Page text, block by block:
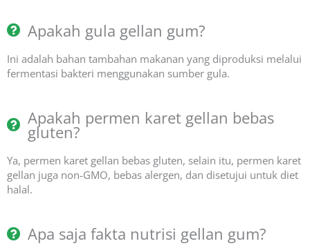
Apakah gula gellan gum?
Ini adalah bahan tambahan makanan yang diproduksi melalui
fermentasi bakteri menggunakan sumber gula.
Apakah permen karet gellan bebas
gluten?
Ya, permen karet gellan bebas gluten, selain itu, permen karet
gellan juga non-GMO, bebas alergen, dan disetujui untuk diet
halal.
Apa saja fakta nutrisi gellan gum?